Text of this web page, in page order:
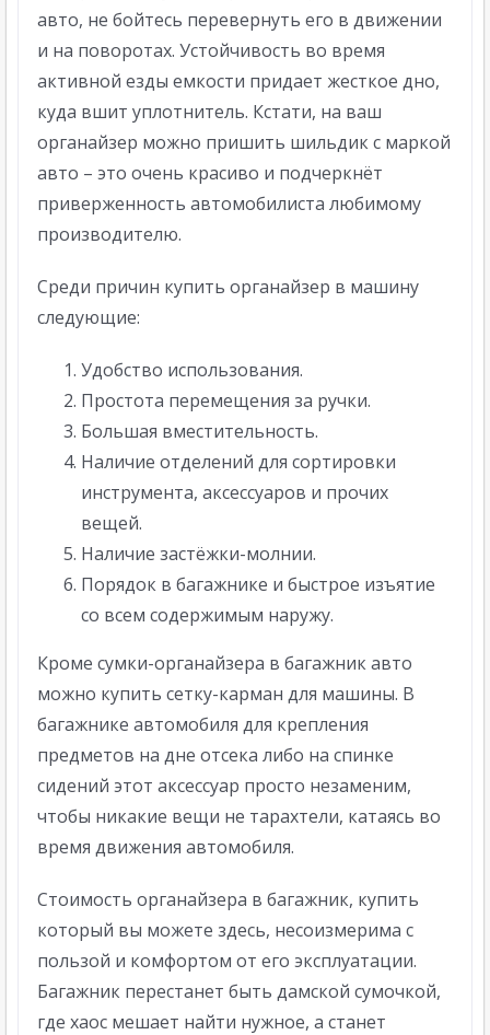
авто, не бойтесь перевернуть его в движении
и на поворотах. Устойчивость во время
активной езды емкости придает жесткое дно,
куда вшит уплотнитель. Кстати, на ваш
органайзер можно пришить шильдик с маркой
авто – это очень красиво и подчеркнёт
приверженность автомобилиста любимому
производителю.
Среди причин купить органайзер в машину
следующие:
Удобство использования.
Простота перемещения за ручки.
Большая вместительность.
Наличие отделений для сортировки
инструмента, аксессуаров и прочих
вещей.
Наличие застёжки-молнии.
Порядок в багажнике и быстрое изъятие
со всем содержимым наружу.
Кроме сумки-органайзера в багажник авто
можно купить сетку-карман для машины. В
багажнике автомобиля для крепления
предметов на дне отсека либо на спинке
сидений этот аксессуар просто незаменим,
чтобы никакие вещи не тарахтели, катаясь во
время движения автомобиля.
Стоимость органайзера в багажник, купить
который вы можете здесь, несоизмерима с
пользой и комфортом от его эксплуатации.
Багажник перестанет быть дамской сумочкой,
где хаос мешает найти нужное, а станет